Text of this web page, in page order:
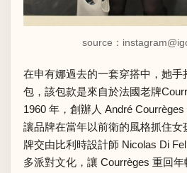
source：instagram
在申有娜過去的一套穿搭中，她手
包，該包款是來自於法國老牌
1960 年，創辦人 André
讓品牌在當年以前衛的風格抓住女
牌交由比利時設計師 Nicolas Di
多派對文化，讓 Courrèges 重回